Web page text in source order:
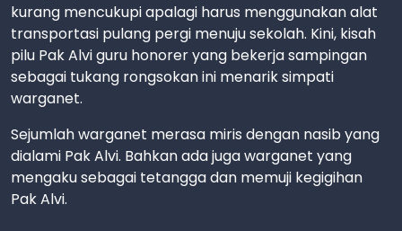
kurang mencukupi apalagi harus menggunakan alat
transportasi pulang pergi menuju sekolah. Kini, kisah
pilu Pak Alvi guru honorer yang bekerja sampingan
sebagai tukang rongsokan ini menarik simpati
warganet.
Sejumlah warganet merasa miris dengan nasib yang
dialami Pak Alvi. Bahkan ada juga warganet yang
mengaku sebagai tetangga dan memuji kegigihan
Pak Alvi.